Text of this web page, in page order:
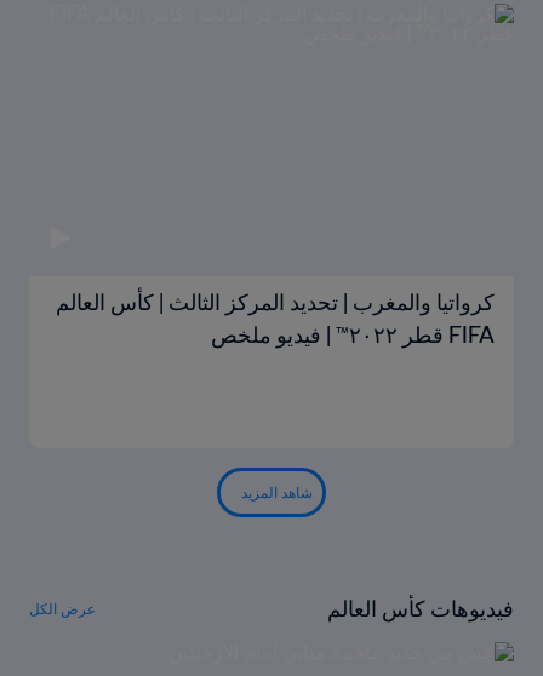
كرواتيا والمغرب | تحديد المركز الثالث | كأس العالم
FIFA قطر ٢٠٢٢™ | فيديو ملخص
شاهد المزيد
فيديوهات كأس العالم عرض الكل